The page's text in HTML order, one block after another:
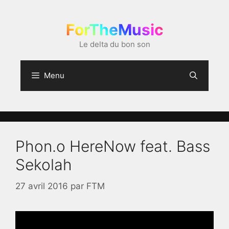
ForTheMusic
Le delta du bon son
Menu
Phon.o HereNow feat. Bass
Sekolah
27 avril 2016 par FTM